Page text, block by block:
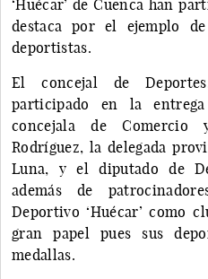
‘Huécar’ de Cuenca han
destaca por el ejemplo
deportistas.
El concejal de
participado en la
concejala de Comercio
Rodríguez, la delegada
Luna, y el diputado de
además de
Deportivo ‘Huécar’ como
gran papel pues sus
medallas.